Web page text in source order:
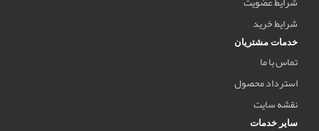
شرایط خرید
خدمات مشتریان
تماس با ما
استرداد محصول
نقشه سایت
سایر خدمات